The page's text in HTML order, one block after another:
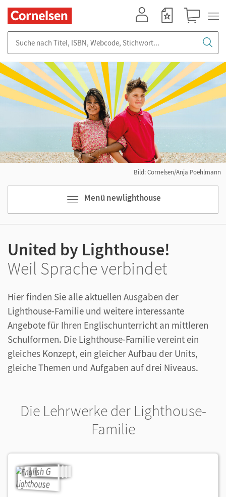
Menü newlighthouse
Bild: Cornelsen/Anja Poehlmann
United by Lighthouse!
Weil Sprache verbindet
Hier finden Sie alle aktuellen Ausgaben der
Lighthouse-Familie und weitere interessante
Angebote für Ihren Englischunterricht an mittleren
Schulformen. Die Lighthouse-Familie vereint ein
gleiches Konzept, ein gleicher Aufbau der Units,
gleiche Themen und Aufgaben auf drei Niveaus.
Die Lehrwerke der Lighthouse-
Familie